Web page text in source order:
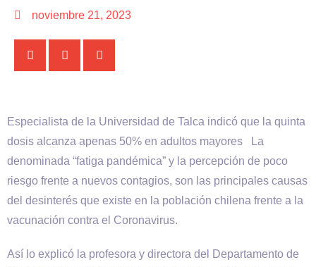
noviembre 21, 2023
Especialista de la Universidad de Talca indicó que la quinta
dosis alcanza apenas 50% en adultos mayores La
denominada “fatiga pandémica” y la percepción de poco
riesgo frente a nuevos contagios, son las principales causas
del desinterés que existe en la población chilena frente a la
vacunación contra el Coronavirus.
Así lo explicó la profesora y directora del Departamento de